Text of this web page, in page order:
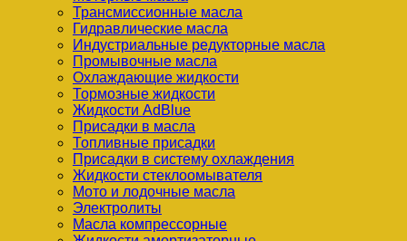
Трансмиссионные масла
Гидравлические масла
Индустриальные редукторные масла
Промывочные масла
Охлаждающие жидкости
Тормозные жидкости
Жидкости AdBlue
Присадки в масла
Топливные присадки
Присадки в систему охлаждения
Жидкости стеклоомывателя
Мото и лодочные масла
Электролиты
Масла компрессорные